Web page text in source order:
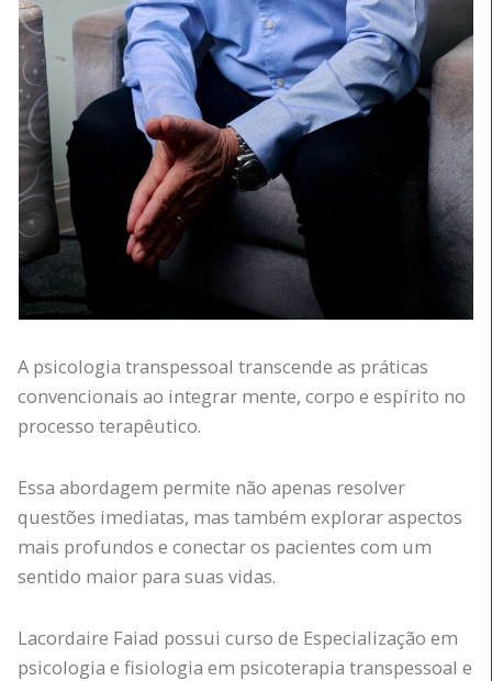
A psicologia transpessoal transcende as práticas
convencionais ao integrar mente, corpo e espírito no
processo terapêutico.
Essa abordagem permite não apenas resolver
questões imediatas, mas também explorar aspectos
mais profundos e conectar os pacientes com um
sentido maior para suas vidas.
Lacordaire Faiad possui curso de Especialização em
psicologia e fisiologia em psicoterapia transpessoal e